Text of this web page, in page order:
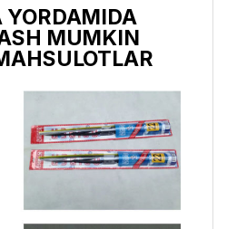
YORDAMIDA
MUMKIN